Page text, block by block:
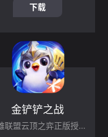
下载
金铲铲之战
英雄联盟云顶之弈正版授权手游